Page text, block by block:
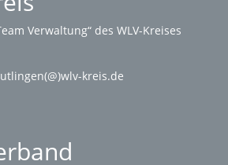
Verwaltung“ des WLV-Kreises
kreis.de